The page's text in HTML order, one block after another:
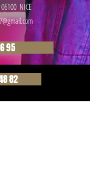
NICE
95
82